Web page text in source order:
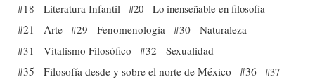
#18 - Literatura Infantil #20 - Lo inenseñable en filosofía
#21 - Arte #29 - Fenomenología
#30 - Naturaleza
#31 - Vitalismo Filosófico
#32 - Sexualidad
#35 - Filosofía desde y sobre el norte de México #36 #37